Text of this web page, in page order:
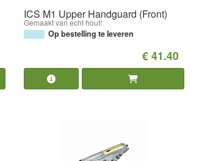
ICS M1 Upper Handguard (Front)
Gemaakt van echt hout!
Op bestelling te leveren
€ 41.40